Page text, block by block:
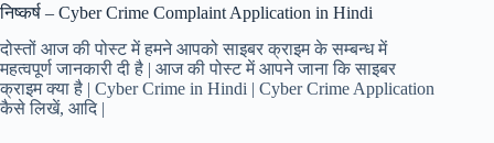
निष्कर्ष – Cyber Crime Complaint Application in Hindi
दोस्तों आज की पोस्ट में हमने आपको साइबर क्राइम के सम्बन्ध में
महत्वपूर्ण जानकारी दी है | आज की पोस्ट में आपने जाना कि साइबर
क्राइम क्या है | Cyber Crime in Hindi | Cyber Crime Application
कैसे लिखें, आदि |